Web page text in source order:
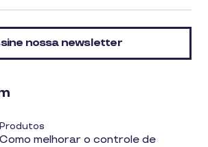
nossa newsletter
Produtos
Como melhorar o controle de